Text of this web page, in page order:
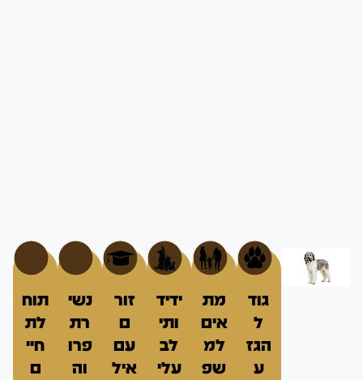
גוד
ל
הגז
ע
מת
אים
למ
שפ
ידיד
ותי
לב
עלי
זור
ם
עם
איל
נשי
רת
פרו
וה
תוח
לת
חיי
ם